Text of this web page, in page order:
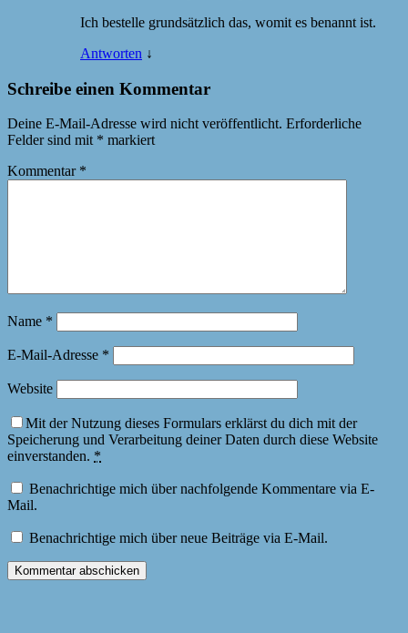
Ich bestelle grundsätzlich das, womit es benannt ist.
Antworten ↓
Schreibe einen Kommentar
Deine E-Mail-Adresse wird nicht veröffentlicht. Erforderliche
Felder sind mit * markiert
Kommentar *
Name *
E-Mail-Adresse *
Website
Mit der Nutzung dieses Formulars erklärst du dich mit der
Speicherung und Verarbeitung deiner Daten durch diese Website
einverstanden. *
Benachrichtige mich über nachfolgende Kommentare via E-
Mail.
Benachrichtige mich über neue Beiträge via E-Mail.